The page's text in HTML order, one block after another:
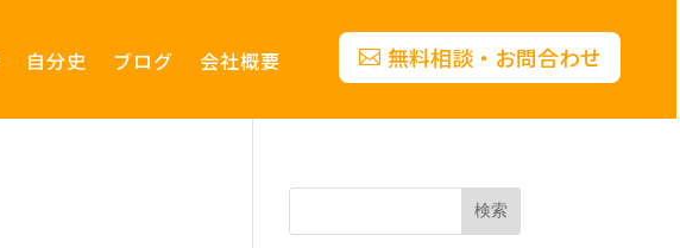
自分史 ブログ 会社概要 無料相談・お問合わせ
検索